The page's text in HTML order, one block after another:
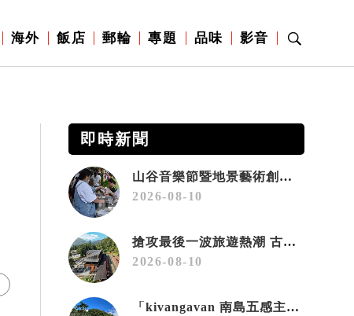
海外 飯店 郵輪 專題 品味 影音
即時新聞
山谷音樂節暨地景藝術創作《rmdax破曉》11月花蓮銅門登場
2026-08-10
搶攻最後一波旅遊熱潮 古獵場全包體驗 玩到小笠原夜遊觀星
2026-08-10
「kivangavan 南島五感主題遊程」熱烈報名中 邀旅人深度探索、情牽大武山